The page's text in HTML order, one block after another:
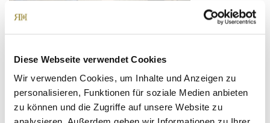
Diese Webseite verwendet Cookies
Wir verwenden Cookies, um Inhalte und Anzeigen zu
personalisieren, Funktionen für soziale Medien anbieten
zu können und die Zugriffe auf unsere Website zu
Herr Luis Ritter
Telefon: +49 89 90932010
Telefax: +49 89 90932011
Mobil: +49 179 4126169